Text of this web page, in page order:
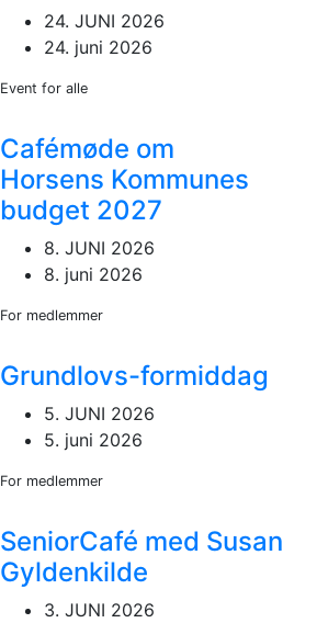
24. JUNI 2026
24. juni 2026
Event for alle
Cafémøde om
Horsens Kommunes
budget 2027
8. JUNI 2026
8. juni 2026
For medlemmer
Grundlovs-formiddag
5. JUNI 2026
5. juni 2026
For medlemmer
SeniorCafé med Susan
Gyldenkilde
3. JUNI 2026